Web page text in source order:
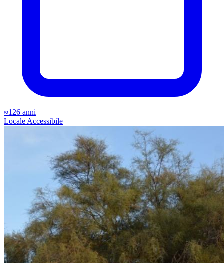
≈126 anni
Locale Accessibile